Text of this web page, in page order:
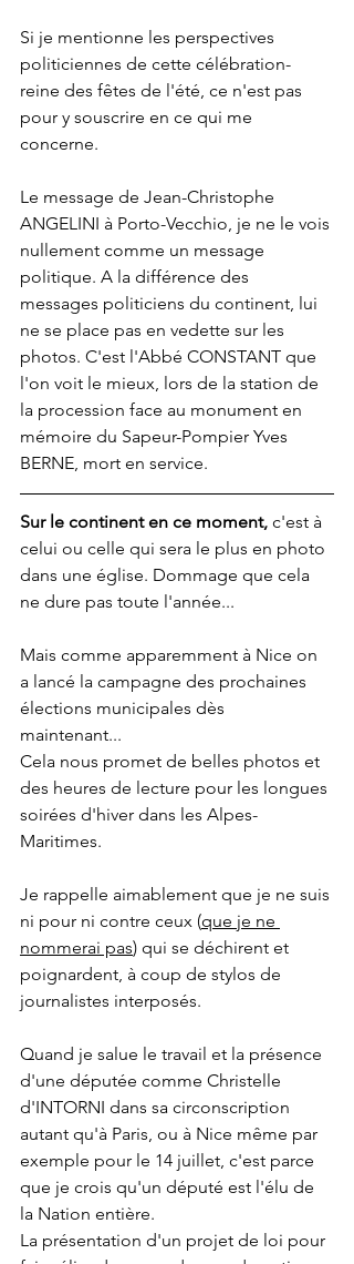
Si je mentionne les perspectives
politiciennes de cette célébration-
reine des fêtes de l'été, ce n'est pas
pour y souscrire en ce qui me
concerne.
Le message de Jean-Christophe
ANGELINI à Porto-Vecchio, je ne le vois
nullement comme un message
politique. A la différence des
messages politiciens du continent, lui
ne se place pas en vedette sur les
photos. C'est l'Abbé CONSTANT que
l'on voit le mieux, lors de la station de
la procession face au monument en
mémoire du Sapeur-Pompier Yves
BERNE, mort en service.
Sur le continent en ce moment, c'est à
celui ou celle qui sera le plus en photo
dans une église. Dommage que cela
ne dure pas toute l'année...
Mais comme apparemment à Nice on
a lancé la campagne des prochaines
élections municipales dès
maintenant...
Cela nous promet de belles photos et
des heures de lecture pour les longues
soirées d'hiver dans les Alpes-
Maritimes.
Je rappelle aimablement que je ne suis
ni pour ni contre ceux (que je ne
nommerai pas) qui se déchirent et
poignardent, à coup de stylos de
journalistes interposés.
Quand je salue le travail et la présence
d'une députée comme Christelle
d'INTORNI dans sa circonscription
autant qu'à Paris, ou à Nice même par
exemple pour le 14 juillet, c'est parce
que je crois qu'un député est l'élu de
la Nation entière.
La présentation d'un projet de loi pour